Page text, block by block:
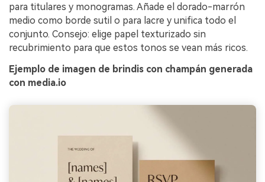
para titulares y monogramas. Añade el dorado-marrón
medio como borde sutil o para lacre y unifica todo el
conjunto. Consejo: elige papel texturizado sin
recubrimiento para que estos tonos se vean más ricos.
Ejemplo de imagen de brindis con champán generada
con media.io